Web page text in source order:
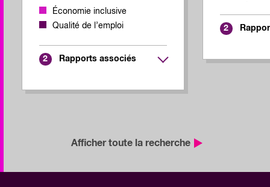
Économie inclusive
Qualité de l’emploi
2 Rapports associés
2
Afficher toute la recherche